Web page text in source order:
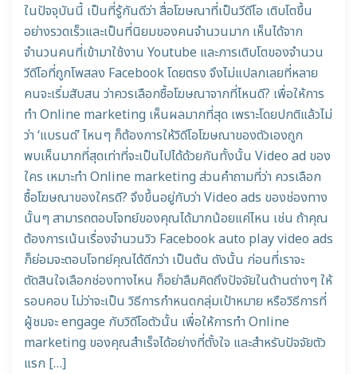
ในปัจจุบันนี้ เป็นที่รู้กันดีว่า สื่อโฆษณาที่เป็นวีดีโอ เติบโตขึ้น
อย่างรวดเร็วและเป็นที่นิยมของคนจำนวนมาก เห็นได้จาก
จำนวนคนที่เข้ามาใช้งาน Youtube และการเติบโตของจำนวน
วีดีโอที่ถูกโพสลง Facebook โดยตรง จึงไม่แปลกเลยที่หลาย
คนจะเริ่มสับสน ว่าควรเลือกซื้อโฆษณาจากที่ไหนดี? เพื่อให้การ
ทำ Online marketing เห็นผลมากที่สุด เพราะโดยปกติแล้วไม่
ว่า ‘แบรนด์’ ไหนๆ ก็ต้องการให้วิดีโอโฆษณาของตัวเองถูก
พบเห็นมากที่สุดเท่าที่จะเป็นไปได้ด้วยกันทั้งนั้น Video ad ของ
ใคร เหมาะทำ Online marketing ส่วนคำถามที่ว่า ควรเลือก
ซื้อโฆษณาของใครดี? จึงขึ้นอยู่กับว่า Video ads ของช่องทาง
นั้นๆ สามารถตอบโจทย์ของคุณได้มากน้อยแค่ไหน เช่น ถ้าคุณ
ต้องการเน้นเรื่องจำนวนวิว Facebook auto play video ads
ก็ย่อมจะตอบโจทย์คุณได้ดีกว่า เป็นต้น ดังนั้น ก่อนที่เราจะ
ตัดสินใจเลือกช่องทางไหน ก็อย่าลืมคิดถึงปัจจัยในด้านต่างๆ ให้
รอบคอบ ไม่ว่าจะเป็น วิธีการกำหนดกลุ่มเป้าหมาย หรือวิธีการที่
ผู้ชมจะ engage กับวิดีโอตัวนั้น เพื่อให้การทำ Online
marketing ของคุณสำเร็จได้อย่างที่ตั้งใจ และสำหรับปัจจัยตัว
แรก […]